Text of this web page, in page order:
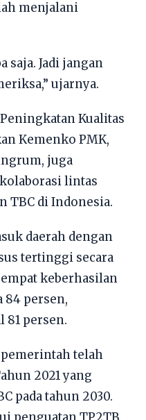
menjalani
saja. Jadi jangan
ujarnya.
Kualitas
Kemenko PMK,
juga
lintas
TBC di Indonesia.
daerah dengan
tertinggi secara
keberhasilan
84 persen,
81 persen.
telah
2021 yang
pada tahun 2030.